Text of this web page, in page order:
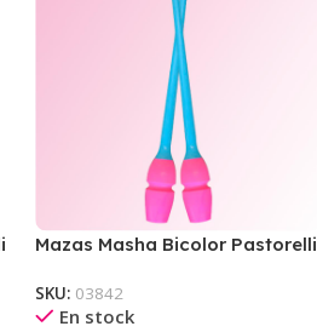
Mazas Masha Bicolor Pastorelli
SKU: 03842
En stock